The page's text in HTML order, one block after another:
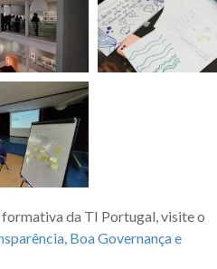
da TI Portugal, visite o
Boa Governança e